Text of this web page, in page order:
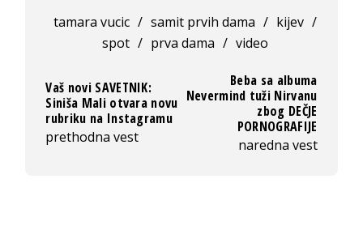
tamara vucic / samit prvih dama / kijev /
spot / prva dama / video
Vaš novi SAVETNIK:
Siniša Mali otvara novu
rubriku na Instagramu
prethodna vest
Beba sa albuma
Nevermind tuži Nirvanu
zbog DEČJE
PORNOGRAFIJE
naredna vest